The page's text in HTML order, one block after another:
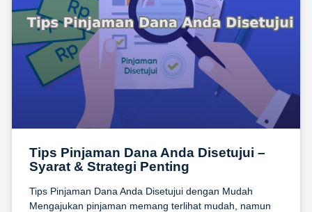
Tips Pinjaman Dana Anda Disetujui –
Syarat & Strategi Penting
Tips Pinjaman Dana Anda Disetujui dengan Mudah
Mengajukan pinjaman memang terlihat mudah, namun